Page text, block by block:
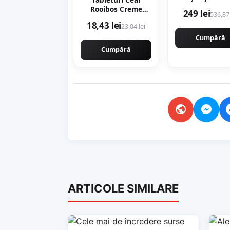
Rooibos Creme
piramida
18,43 lei23,04 lei
Cumpără
12000rpm,
9800
249 lei
Cumpără
ARTICOLE SIMILARE